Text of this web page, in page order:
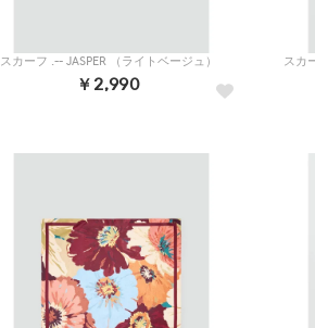
スカーフ .-- JASPER （ライトベージュ）
￥2,990
スカ